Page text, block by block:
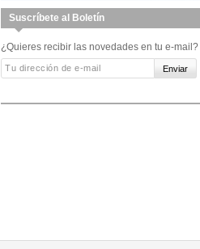
Suscríbete al Boletín
¿Quieres recibir las novedades en tu e-mail?